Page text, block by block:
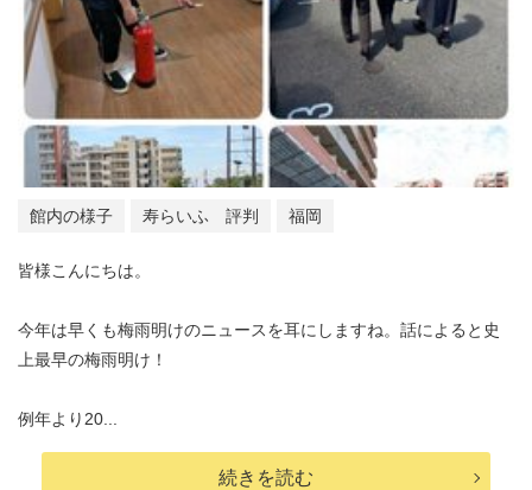
館内の様子 寿らいふ 評判 福岡
皆様こんにちは。
今年は早くも梅雨明けのニュースを耳にしますね。話によると史
上最早の梅雨明け！
例年より20...
続きを読む